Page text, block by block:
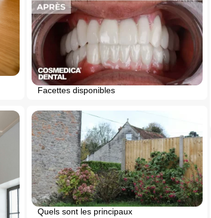
Facettes disponibles
Quels sont les principaux